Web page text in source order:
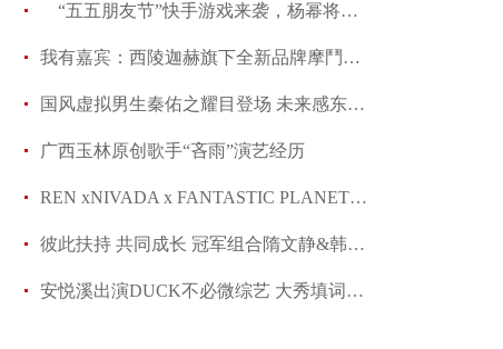
“五五朋友节”快手游戏来袭，杨幂将携手周笔畅
我有嘉宾：西陵迦赫旗下全新品牌摩鬥荣耀来袭
国风虚拟男生秦佑之耀目登场 未来感东方美学引
广西玉林原创歌手“吝雨”演艺经历
REN xNIVADA x FANTASTIC PLANET高阶度数字人壬
彼此扶持 共同成长 冠军组合隋文静&韩聪的坚韧
安悦溪出演DUCK不必微综艺 大秀填词功底综艺感